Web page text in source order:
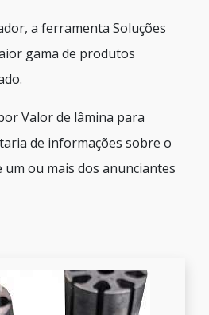
a ferramenta Soluções
gama de produtos
Valor de lâmina para
de informações sobre o
ou mais dos anunciantes